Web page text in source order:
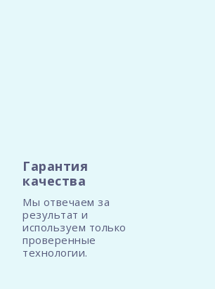
Гарантия
качества
Мы отвечаем за
результат и
используем только
проверенные
технологии.